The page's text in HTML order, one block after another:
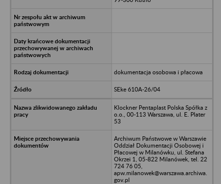
dokumentacja osobowa i płacowa
SEke 610A-26/04
Klockner Pentaplast Polska Spółka z
o.o., 00-113 Warszawa, ul. E. Plater
53
Archiwum Państwowe w Warszawie
Oddział Dokumentacji Osobowej i
Płacowej w Milanówku, ul. Stefana
Okrzei 1, 05-822 Milanówek, tel. 22
724 76 05,
apw.milanowek@warszawa.archiwa.
gov.pl